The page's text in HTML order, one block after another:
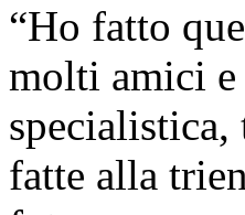
“Ho fatto
molti amici e
fatte alla